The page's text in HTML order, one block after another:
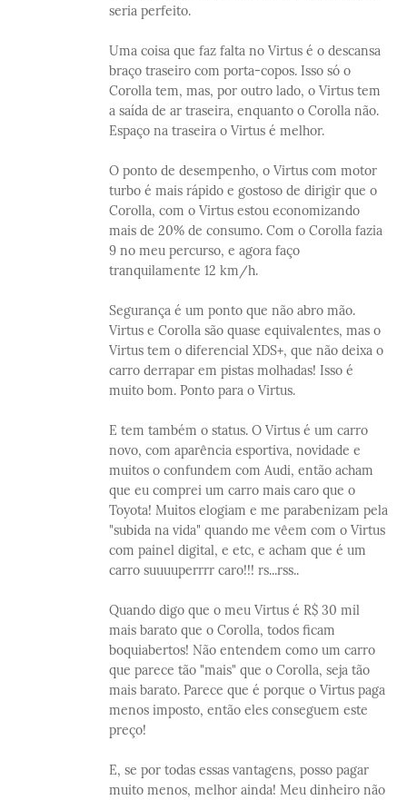
seria perfeito.
Uma coisa que faz falta no Virtus é o descansa
braço traseiro com porta-copos. Isso só o
Corolla tem, mas, por outro lado, o Virtus tem
a saída de ar traseira, enquanto o Corolla não.
Espaço na traseira o Virtus é melhor.
O ponto de desempenho, o Virtus com motor
turbo é mais rápido e gostoso de dirigir que o
Corolla, com o Virtus estou economizando
mais de 20% de consumo. Com o Corolla fazia
9 no meu percurso, e agora faço
tranquilamente 12 km/h.
Segurança é um ponto que não abro mão.
Virtus e Corolla são quase equivalentes, mas o
Virtus tem o diferencial XDS+, que não deixa o
carro derrapar em pistas molhadas! Isso é
muito bom. Ponto para o Virtus.
E tem também o status. O Virtus é um carro
novo, com aparência esportiva, novidade e
muitos o confundem com Audi, então acham
que eu comprei um carro mais caro que o
Toyota! Muitos elogiam e me parabenizam pela
"subida na vida" quando me vêem com o Virtus
com painel digital, e etc, e acham que é um
carro suuuuperrrr caro!!! rs...rss..
Quando digo que o meu Virtus é R$ 30 mil
mais barato que o Corolla, todos ficam
boquiabertos! Não entendem como um carro
que parece tão "mais" que o Corolla, seja tão
mais barato. Parece que é porque o Virtus paga
menos imposto, então eles conseguem este
preço!
E, se por todas essas vantagens, posso pagar
muito menos, melhor ainda! Meu dinheiro não